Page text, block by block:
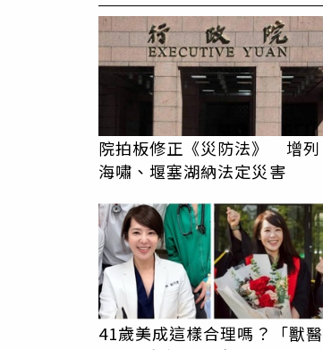
院拍板修正《災防法》 增列
海嘯、堰塞湖納法定災害
41歲美成這樣合理嗎？「獸醫